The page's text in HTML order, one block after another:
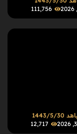
111٬756
5/30
12٬717